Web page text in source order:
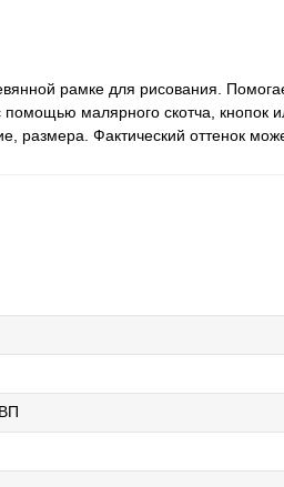
рамке для рисования.
малярного скотча, кнопок
размера. Фактический оттенок